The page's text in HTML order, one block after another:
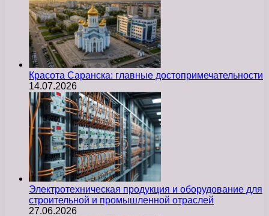
Красота Саранска: главные достопримечательности
14.07.2026
Электротехническая продукция и оборудование для
строительной и промышленной отраслей
27.06.2026